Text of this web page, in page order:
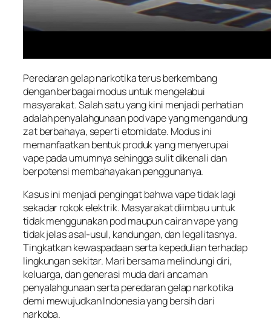
Peredaran gelap narkotika terus berkembang
dengan berbagai modus untuk mengelabui
masyarakat. Salah satu yang kini menjadi perhatian
adalah penyalahgunaan pod vape yang mengandung
zat berbahaya, seperti etomidate. Modus ini
memanfaatkan bentuk produk yang menyerupai
vape pada umumnya sehingga sulit dikenali dan
berpotensi membahayakan penggunanya.
Kasus ini menjadi pengingat bahwa vape tidak lagi
sekadar rokok elektrik. Masyarakat diimbau untuk
tidak menggunakan pod maupun cairan vape yang
tidak jelas asal-usul, kandungan, dan legalitasnya.
Tingkatkan kewaspadaan serta kepedulian terhadap
lingkungan sekitar. Mari bersama melindungi diri,
keluarga, dan generasi muda dari ancaman
penyalahgunaan serta peredaran gelap narkotika
demi mewujudkan Indonesia yang bersih dari
narkoba.